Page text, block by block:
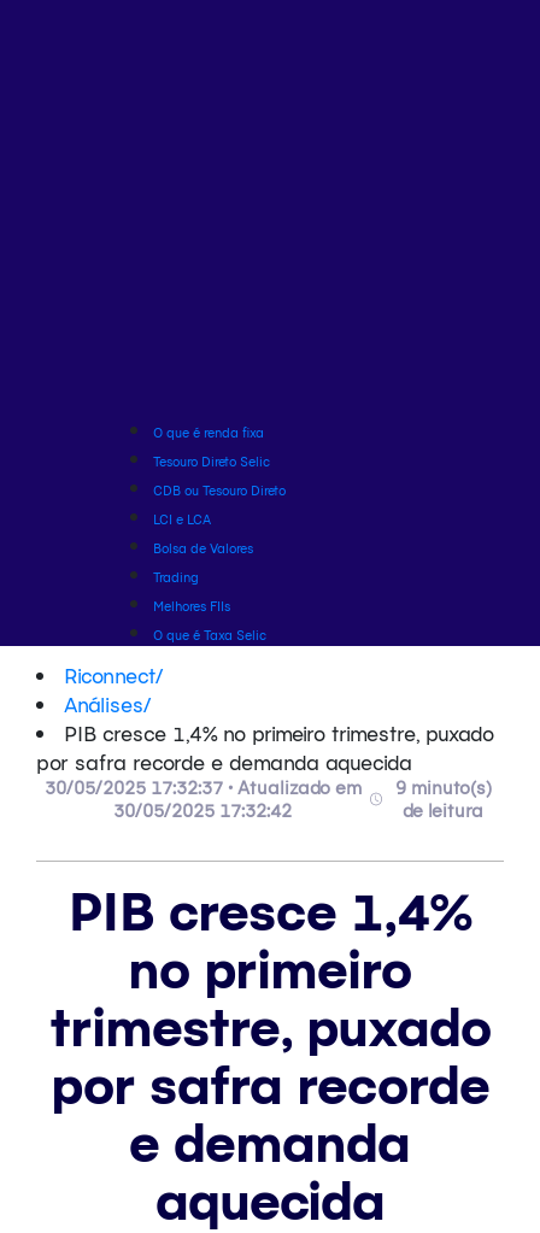
O que é renda fixa
Tesouro Direto Selic
CDB ou Tesouro Direto
LCI e LCA
Bolsa de Valores
Trading
Melhores FIIs
O que é Taxa Selic
Riconnect/
Análises/
PIB cresce 1,4% no primeiro trimestre, puxado
por safra recorde e demanda aquecida
30/05/2025 17:32:37 • Atualizado em
30/05/2025 17:32:42
9 minuto(s)
de leitura
PIB cresce 1,4%
no primeiro
trimestre, puxado
por safra recorde
e demanda
aquecida